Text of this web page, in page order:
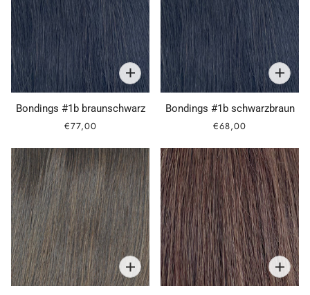
Bondings #1b braunschwarz
€77,00
Bondings #1b schwarzbraun
€68,00